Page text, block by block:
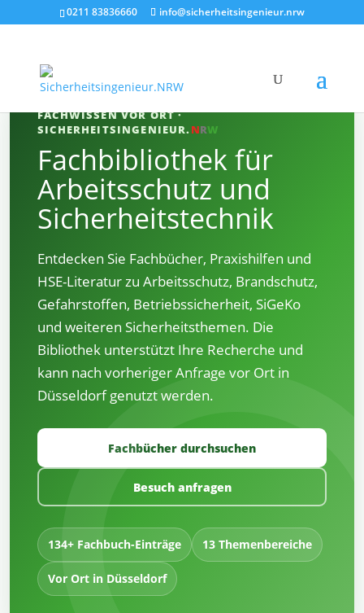
0211 83836660 info@sicherheitsingenieur.nrw
FACHWISSEN VOR ORT ·
SICHERHEITSINGENIEUR. NRW
Fachbibliothek für
Arbeitsschutz und
Sicherheitstechnik
Entdecken Sie Fachbücher, Praxishilfen und
HSE-Literatur zu Arbeitsschutz, Brandschutz,
Gefahrstoffen, Betriebssicherheit, SiGeKo
und weiteren Sicherheitsthemen. Die
Bibliothek unterstützt Ihre Recherche und
kann nach vorheriger Anfrage vor Ort in
Düsseldorf genutzt werden.
Fachbücher durchsuchen
Besuch anfragen
134+ Fachbuch-Einträge 13 Themenbereiche
Vor Ort in Düsseldorf